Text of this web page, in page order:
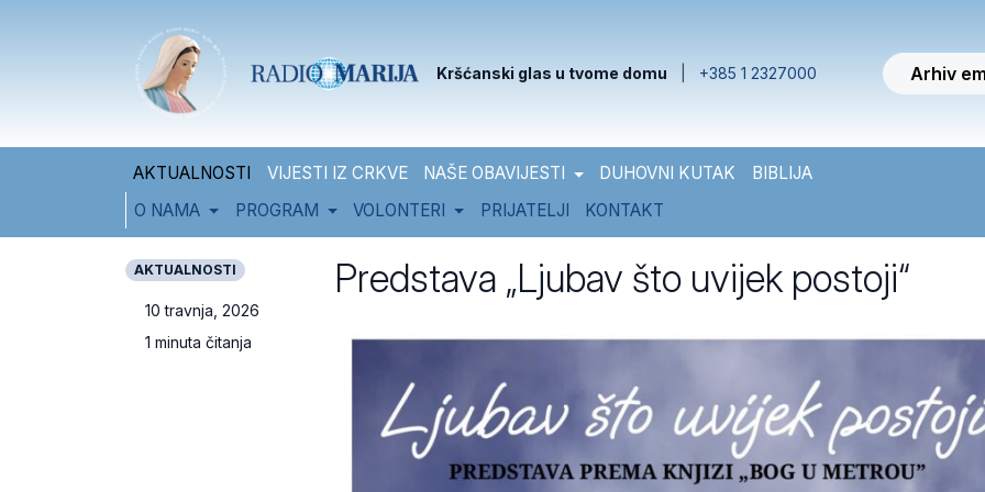
Kršćanski glas u tvome domu +385 1 2327000 Arhiv
AKTUALNOSTI VIJESTI IZ CRKVE NAŠE OBAVIJESTI DUHOVNI KUTAK
BIBLIJA
O NAMA
PROGRAM VOLONTERI PRIJATELJI KONTAKT
AKTUALNOSTI
10 travnja, 2026
1 minuta čitanja
Predstava „Ljubav što uvijek postoji“